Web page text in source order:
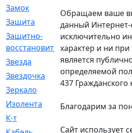
Замок
Защита
[79]
Защитно-
восстановительный
[4]
Звезда
[1]
Звездочка
[5]
Зеркало
[369]
Изолента
[1]
К-т
Обращаем ваше
данный Интернет-
исключительно
характер и ни при
является
определяемой
437 Гражданского
Благодарим за
Сайт использует